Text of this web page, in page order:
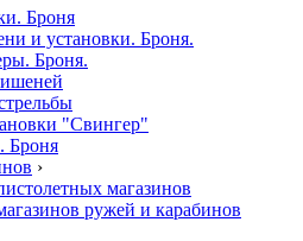
Броня
и установки. Броня.
Броня.
"Свингер"
Броня
›
магазинов
ружей и карабинов